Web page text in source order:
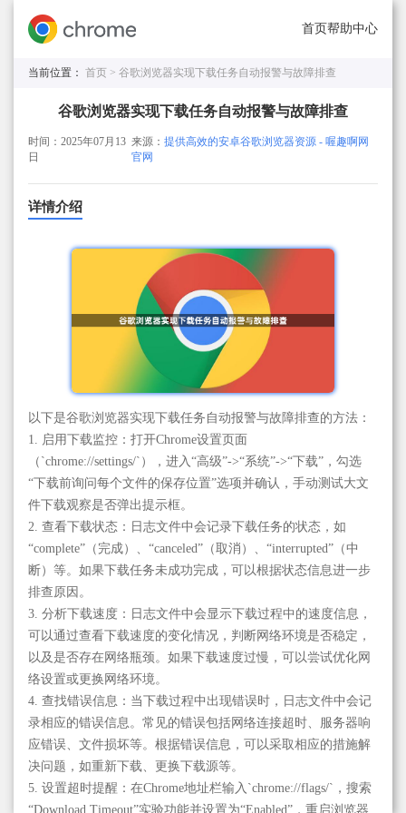
首页帮助中心
当前位置： 首页 > 谷歌浏览器实现下载任务自动报警与故障排查
谷歌浏览器实现下载任务自动报警与故障排查
时间：2025年07月13
日
来源：提供高效的安卓谷歌浏览器资源 - 喔趣啊网
官网
详情介绍
以下是谷歌浏览器实现下载任务自动报警与故障排查的方法：
1. 启用下载监控：打开Chrome设置页面
（`chrome://settings/`），进入“高级”->“系统”->“下载”，勾选
“下载前询问每个文件的保存位置”选项并确认，手动测试大文
件下载观察是否弹出提示框。
2. 查看下载状态：日志文件中会记录下载任务的状态，如
“complete”（完成）、“canceled”（取消）、“interrupted”（中
断）等。如果下载任务未成功完成，可以根据状态信息进一步
排查原因。
3. 分析下载速度：日志文件中会显示下载过程中的速度信息，
可以通过查看下载速度的变化情况，判断网络环境是否稳定，
以及是否存在网络瓶颈。如果下载速度过慢，可以尝试优化网
络设置或更换网络环境。
4. 查找错误信息：当下载过程中出现错误时，日志文件中会记
录相应的错误信息。常见的错误包括网络连接超时、服务器响
应错误、文件损坏等。根据错误信息，可以采取相应的措施解
决问题，如重新下载、更换下载源等。
5. 设置超时提醒：在Chrome地址栏输入`chrome://flags/`，搜索
“Download Timeout”实验功能并设置为“Enabled”，重启浏览器